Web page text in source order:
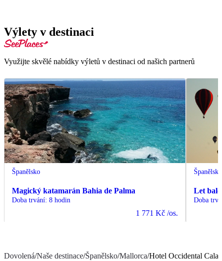
Výlety v destinaci
Využijte skvělé nabídky výletů v destinaci od našich partnerů
Španělsko
Magický katamarán Bahia de Palma
Doba trvání: 8 hodin
1 771 Kč /os.
Španělsko
Let
Doba
Dovolená/Naše destinace/Španělsko/Mallorca/Hotel Occidental Cala